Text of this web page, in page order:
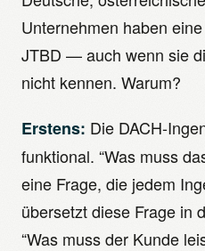
Unternehmen haben
JTBD — auch wenn sie
nicht kennen. Warum?
Erstens: Die DACH-
funktional. “Was muss
eine Frage, die jedem
übersetzt diese Frage in
“Was muss der Kunde